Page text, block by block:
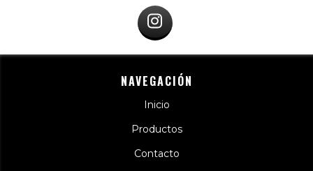
NAVEGACIÓN
Inicio
Productos
Contacto